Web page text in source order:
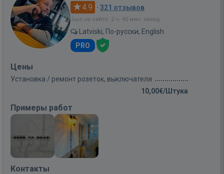
4.9 · 321 отзывов
Был на сайте: 2 ч. 45 мин. назад
Latviski, По-русски, English
PRO
Цены
Установка / ремонт розеток, выключателя
10,00€/Штука
Примеры работ
Контакты